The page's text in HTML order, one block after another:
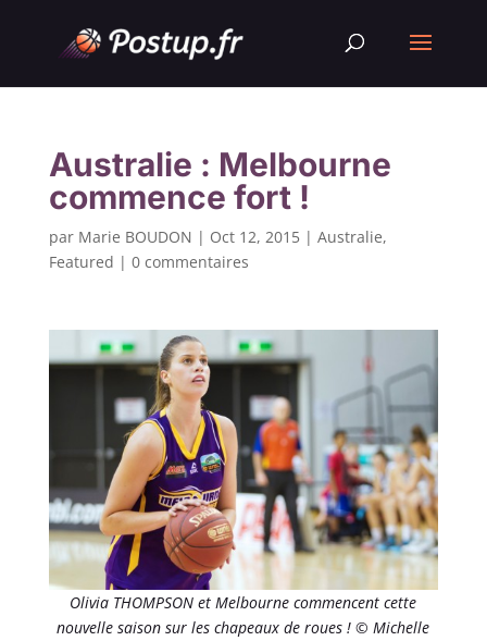
Australie : Melbourne
commence fort !
par Marie BOUDON | Oct 12, 2015| Australie,
Featured | 0 commentaires
Olivia THOMPSON et Melbourne commencent cette
nouvelle saison sur les chapeaux de roues ! © Michelle